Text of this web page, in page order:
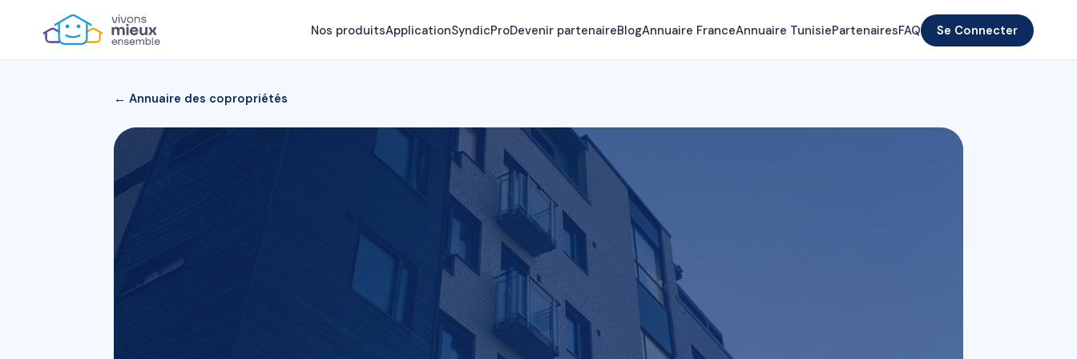
Nos produitsApplicationSyndicProDevenir partenaireBlogAnnuaire FranceAnnuaire TunisiePartenairesFAQ Se Connecter
← Annuaire des copropriétés